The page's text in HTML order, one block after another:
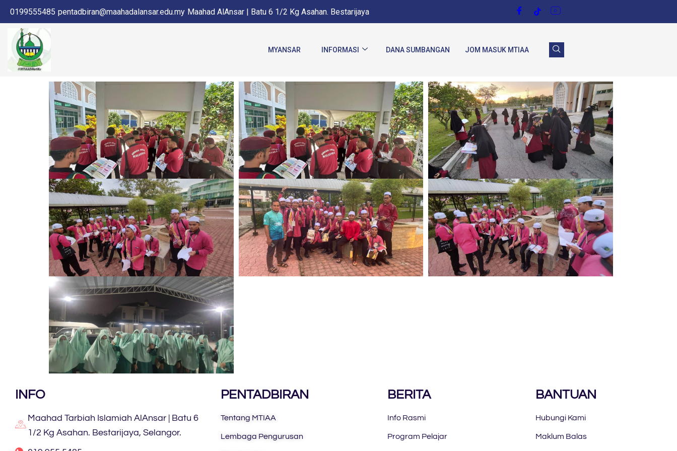
0199555485 pentadbiran@maahadalansar.edu.my Maahad AlAnsar | Batu 6 1/2 Kg Asahan. Bestarijaya
MYANSAR INFORMASI DANA SUMBANGAN JOM MASUK MTIAA
INFO
Maahad Tarbiah Islamiah AlAnsar | Batu 6
1/2 Kg Asahan. Bestarijaya, Selangor.
PENTADBIRAN
Tentang MTIAA
Lembaga Pengurusan
BERITA
Info Rasmi
Program Pelajar
BANTUAN
Hubungi Kami
Maklum Balas